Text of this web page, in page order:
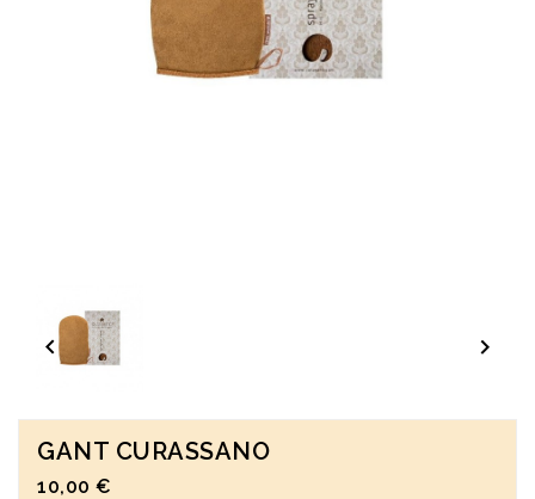
 
GANT CURASSANO
10,00 €